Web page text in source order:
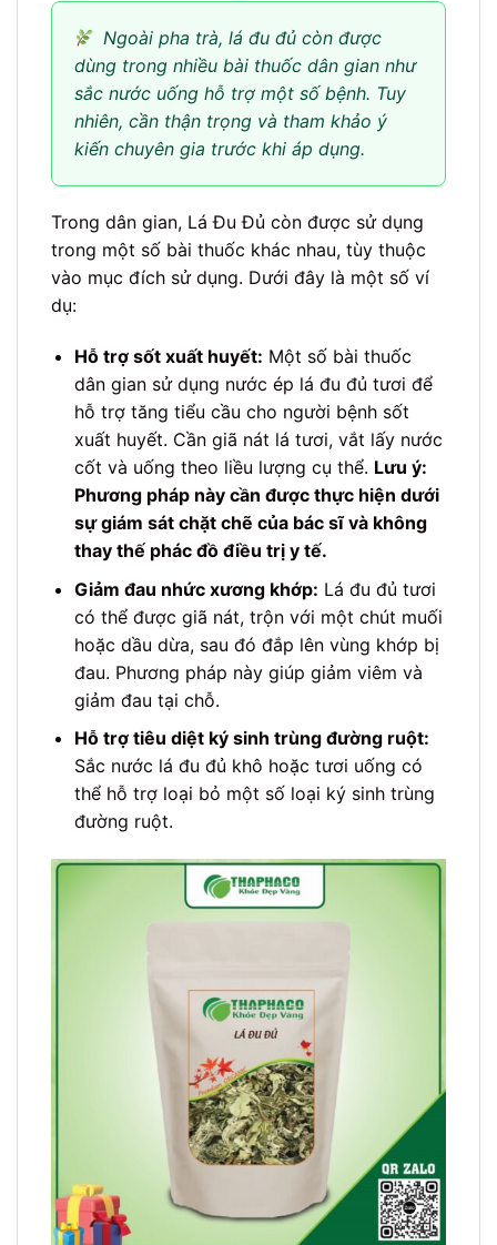
Ngoài pha trà, lá đu đủ còn được
dùng trong nhiều bài thuốc dân gian như
sắc nước uống hỗ trợ một số bệnh. Tuy
nhiên, cần thận trọng và tham khảo ý
kiến chuyên gia trước khi áp dụng.
Trong dân gian, Lá Đu Đủ còn được sử dụng
trong một số bài thuốc khác nhau, tùy thuộc
vào mục đích sử dụng. Dưới đây là một số ví
dụ:
Hỗ trợ sốt xuất huyết: Một số bài thuốc
dân gian sử dụng nước ép lá đu đủ tươi để
hỗ trợ tăng tiểu cầu cho người bệnh sốt
xuất huyết. Cần giã nát lá tươi, vắt lấy nước
cốt và uống theo liều lượng cụ thể. Lưu ý:
Phương pháp này cần được thực hiện dưới
sự giám sát chặt chẽ của bác sĩ và không
thay thế phác đồ điều trị y tế.
Giảm đau nhức xương khớp: Lá đu đủ tươi
có thể được giã nát, trộn với một chút muối
hoặc dầu dừa, sau đó đắp lên vùng khớp bị
đau. Phương pháp này giúp giảm viêm và
giảm đau tại chỗ.
Hỗ trợ tiêu diệt ký sinh trùng đường ruột:
Sắc nước lá đu đủ khô hoặc tươi uống có
thể hỗ trợ loại bỏ một số loại ký sinh trùng
đường ruột.